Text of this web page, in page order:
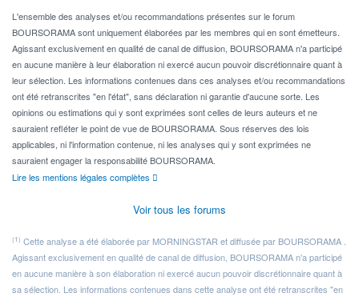
Pour l' ...
L'ensemble des analyses et/ou recommandations présentes sur le forum
BOURSORAMA sont uniquement élaborées par les membres qui en sont émetteurs.
Agissant exclusivement en qualité de canal de diffusion, BOURSORAMA n'a participé
en aucune manière à leur élaboration ni exercé aucun pouvoir discrétionnaire quant à
leur sélection. Les informations contenues dans ces analyses et/ou recommandations
ont été retranscrites "en l'état", sans déclaration ni garantie d'aucune sorte. Les
opinions ou estimations qui y sont exprimées sont celles de leurs auteurs et ne
sauraient refléter le point de vue de BOURSORAMA. Sous réserves des lois
applicables, ni l'information contenue, ni les analyses qui y sont exprimées ne
sauraient engager la responsabilité BOURSORAMA.
Lire les mentions légales complètes
Voir tous les forums
(1) Cette analyse a été élaborée par MORNINGSTAR et diffusée par BOURSORAMA .
Agissant exclusivement en qualité de canal de diffusion, BOURSORAMA n'a participé
en aucune manière à son élaboration ni exercé aucun pouvoir discrétionnaire quant à
sa sélection. Les informations contenues dans cette analyse ont été retranscrites "en